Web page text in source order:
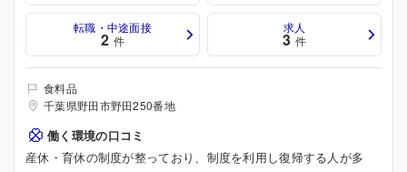
転職・中途面接
2 件
求人
3 件
食料品
千葉県野田市野田250番地
働く環境の口コミ
産休・育休の制度が整っており、制度を利用し復帰する人が多